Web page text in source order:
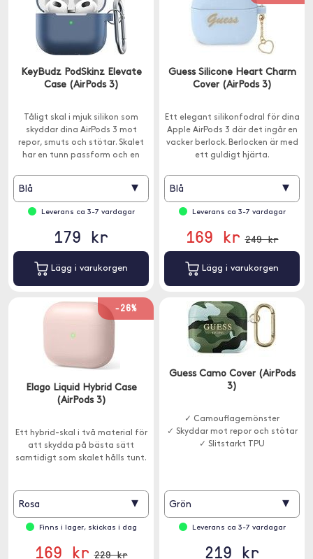
KeyBudz PodSkinz Elevate
Case (AirPods 3)
Tåligt skal i mjuk silikon som
skyddar dina AirPods 3 mot
repor, smuts och stötar. Skalet
har en tunn passform och en
Blå ▾
Leverans ca 3-7 vardagar
179 kr
Lägg i varukorgen
Guess Silicone Heart Charm
Cover (AirPods 3)
Ett elegant silikonfodral för dina
Apple AirPods 3 där det ingår en
vacker berlock. Berlocken är med
ett guldigt hjärta.
Blå ▾
Leverans ca 3-7 vardagar
169 kr 249 kr
Lägg i varukorgen
-26%
Elago Liquid Hybrid Case
(AirPods 3)
Ett hybrid-skal i två material för
att skydda på bästa sätt
samtidigt som skalet hålls tunt.
Rosa ▾
Finns i lager, skickas i dag
169 kr 229 kr
Guess Camo Cover (AirPods
3)
✓ Camouflagemönster
✓ Skyddar mot repor och stötar
✓ Slitstarkt TPU
Grön ▾
Leverans ca 3-7 vardagar
219 kr